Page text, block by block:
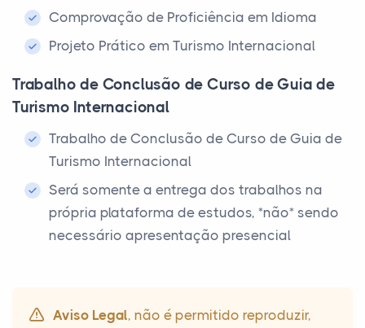
Comprovação de Proficiência em Idioma
Projeto Prático em Turismo Internacional
Trabalho de Conclusão de Curso de Guia de
Turismo Internacional
Trabalho de Conclusão de Curso de Guia de
Turismo Internacional
Será somente a entrega dos trabalhos na
própria plataforma de estudos, *não* sendo
necessário apresentação presencial
Aviso Legal, não é permitido reproduzir,